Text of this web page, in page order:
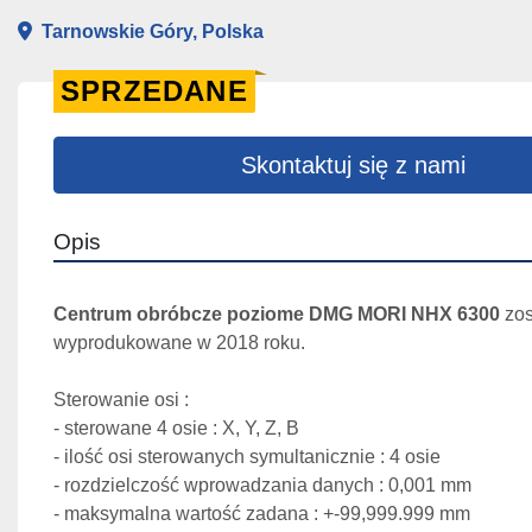
Tarnowskie Góry, Polska
SPRZEDANE
Skontaktuj się z nami
Opis
Centrum obróbcze poziome DMG MORI NHX 6300
wyprodukowane w 2018 roku.
Sterowanie osi :
- sterowane 4 osie : X, Y, Z, B
- ilość osi sterowanych symultanicznie : 4 osie
- rozdzielczość wprowadzania danych : 0,001 mm
- maksymalna wartość zadana : +-99,999.999 mm